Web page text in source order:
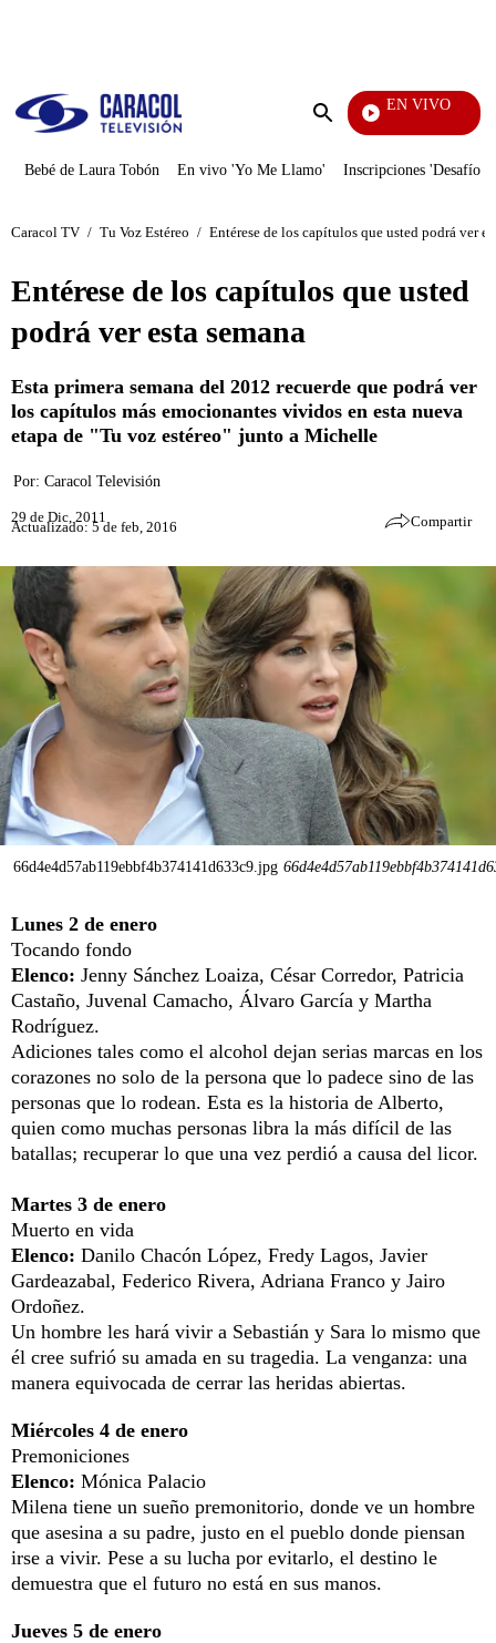
Enviar
EN VIVO
EFÉ
Bebé de Laura Tobón En vivo 'Yo Me Llamo' Inscripciones 'Desafío'
Caracol TV / Tu Voz Estéreo / Entérese de los capítulos que usted podrá ver
Entérese de los capítulos que usted
podrá ver esta semana
Esta primera semana del 2012 recuerde que podrá ver
los capítulos más emocionantes vividos en esta nueva
etapa de "Tu voz estéreo" junto a Michelle
Por: Caracol Televisión
29 de Dic, 2011
Actualizado: 5 de feb, 2016 Compartir
66d4e4d57ab119ebbf4b374141d633c9.jpg
Lunes 2 de enero
Tocando fondo
Elenco: Jenny Sánchez Loaiza, César Corredor, Patricia
Castaño, Juvenal Camacho, Álvaro García y Martha
Rodríguez.
Adiciones tales como el alcohol dejan serias marcas en los
corazones no solo de la persona que lo padece sino de las
personas que lo rodean. Esta es la historia de Alberto,
quien como muchas personas libra la más difícil de las
batallas; recuperar lo que una vez perdió a causa del licor.
Martes 3 de enero
Muerto en vida
Elenco: Danilo Chacón López, Fredy Lagos, Javier
Gardeazabal, Federico Rivera, Adriana Franco y Jairo
Ordoñez.
Un hombre les hará vivir a Sebastián y Sara lo mismo que
él cree sufrió su amada en su tragedia. La venganza: una
manera equivocada de cerrar las heridas abiertas.
Miércoles 4 de enero
Premoniciones
Elenco: Mónica Palacio
Milena tiene un sueño premonitorio, donde ve un hombre
que asesina a su padre, justo en el pueblo donde piensan
irse a vivir. Pese a su lucha por evitarlo, el destino le
demuestra que el futuro no está en sus manos.
Jueves 5 de enero